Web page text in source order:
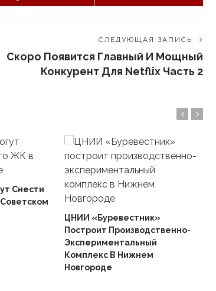
СЛЕДУЮЩАЯ ЗАПИСЬ
Скоро Появится Главный И Мощный
Конкурент Для Netflix Часть 2
Снести
ЦНИИ «Буревестник»
Построит Производственно-
Экспериментальный
Комплекс В Нижнем
Новгороде